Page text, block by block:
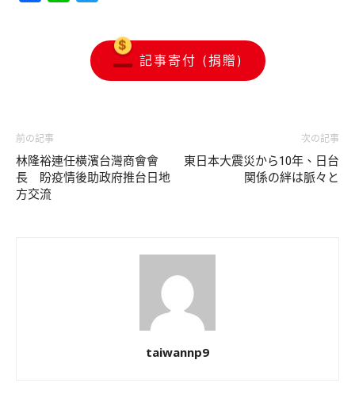
記事寄付 (捐贈)
前の記事
林隆裕連任橫濱台灣商會會
長 盼疫情後助政府推台日地
方交流
次の記事
東日本大震災から10年、日台
関係の絆は脈々と
taiwannp9